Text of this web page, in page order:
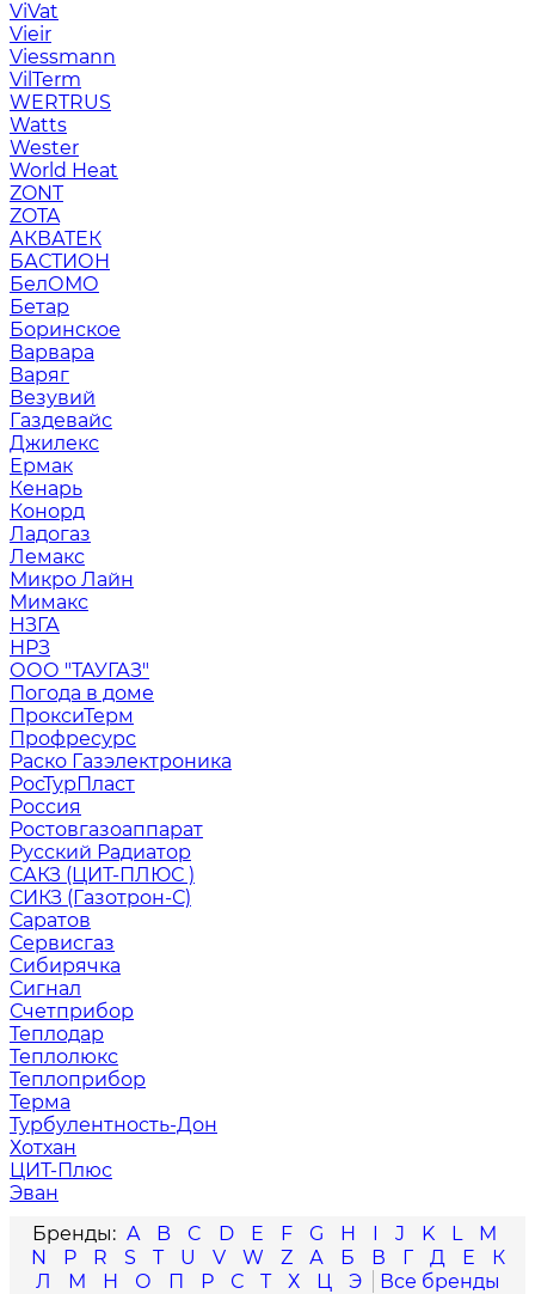
ViVat
Vieir
Viessmann
VilTerm
WERTRUS
Watts
Wester
World Heat
ZONT
ZOTA
АКВАТЕК
БАСТИОН
БелОМО
Бетар
Боринское
Варвара
Варяг
Везувий
Газдевайс
Джилекс
Ермак
Кенарь
Конорд
Ладогаз
Лемакс
Микро Лайн
Мимакс
НЗГА
НРЗ
ООО "ТАУГАЗ"
Погода в доме
ПроксиТерм
Профресурс
Раско Газэлектроника
РосТурПласт
Россия
Ростовгазоаппарат
Русский Радиатор
САКЗ (ЦИТ-ПЛЮС )
СИКЗ (Газотрон-С)
Саратов
Сервисгаз
Сибирячка
Сигнал
Счетприбор
Теплодар
Теплолюкс
Теплоприбор
Терма
Турбулентность-Дон
Хотхан
ЦИТ-Плюс
Эван
A
B C D E F G H I J K L
M
N
P R S T U V W Z А Б В Г Д Е
К
Л
М Н О П Р С Т Х Ц Э